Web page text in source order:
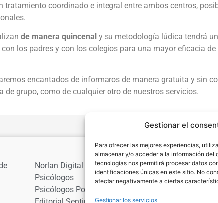
Gestionar el
Para ofrecer las mejores experiencias,
almacenar y/o acceder a la información del
tecnologías nos permitirá procesar datos
identificaciones únicas en este sitio. No
afectar negativamente a ciertas
Gestionar los servicios
tratamiento coordinado e integral entre ambos centros,
de manera quincenal y su metodología lúdica tendrá
los padres y con los colegios para una mayor eficacia de
encantados de informaros de manera gratuita y sin
de grupo, como de cualquier otro de nuestros servicios.
Links
Norlan Digital Marketing Para
Psicólogos
Psicólogos Pozuelo
Aviso Legal